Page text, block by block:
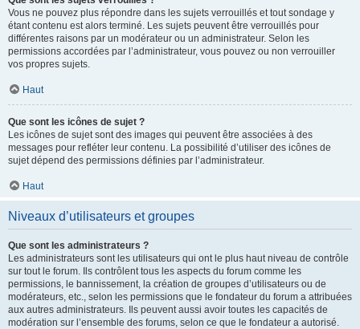
Vous ne pouvez plus répondre dans les sujets verrouillés et tout sondage y
étant contenu est alors terminé. Les sujets peuvent être verrouillés pour
différentes raisons par un modérateur ou un administrateur. Selon les
permissions accordées par l’administrateur, vous pouvez ou non verrouiller
vos propres sujets.
Haut
Que sont les icônes de sujet ?
Les icônes de sujet sont des images qui peuvent être associées à des
messages pour refléter leur contenu. La possibilité d’utiliser des icônes de
sujet dépend des permissions définies par l’administrateur.
Haut
Niveaux d’utilisateurs et groupes
Que sont les administrateurs ?
Les administrateurs sont les utilisateurs qui ont le plus haut niveau de contrôle
sur tout le forum. Ils contrôlent tous les aspects du forum comme les
permissions, le bannissement, la création de groupes d’utilisateurs ou de
modérateurs, etc., selon les permissions que le fondateur du forum a attribuées
aux autres administrateurs. Ils peuvent aussi avoir toutes les capacités de
modération sur l’ensemble des forums, selon ce que le fondateur a autorisé.